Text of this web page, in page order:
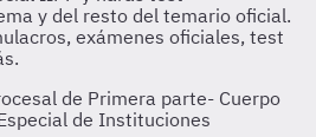
de Primera parte- Cuerpo
de Instituciones